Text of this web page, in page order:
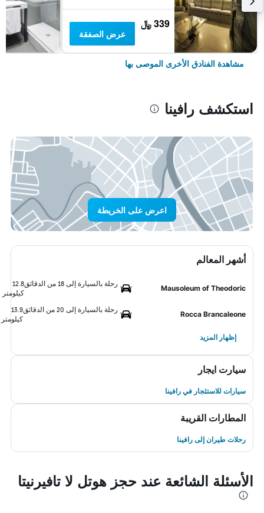
339 ﷼
عرض الصفقة
مشاهدة الفنادق الأخرى الموصى بها
استكشف رافينا
اعرض على الخريطة
أشهر المعالم
Mausoleum of Theodoric
رحلة بالسيارة إلى 18 من الدقائق
12.8
كيلومتر
Rocca Brancaleone
رحلة بالسيارة إلى 20 من الدقائق
13.9
كيلومتر
إظهار المزيد
سيارت ايجار
سيارات للاستئجار في رافينا
المطارات القريبة
رحلات طيران إلى رافينا
الأسئلة الشائعة عند حجز هوتل لا تافيرنيتا